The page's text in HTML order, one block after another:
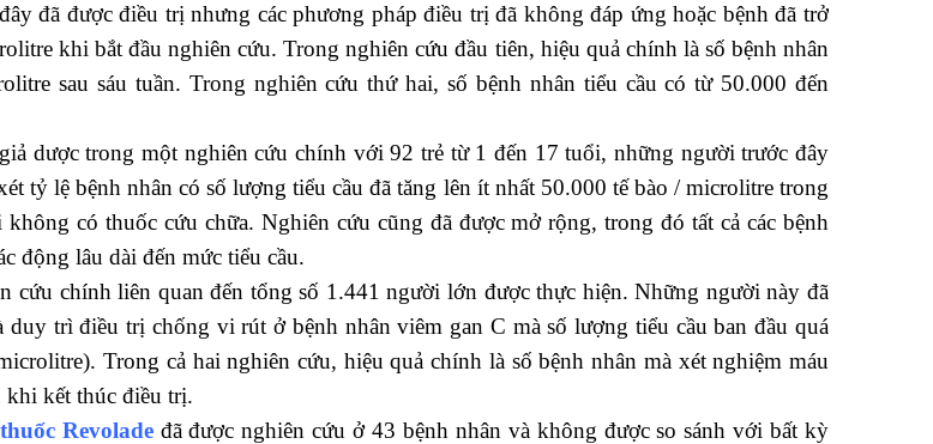
đã được điều trị nhưng các phương pháp điều trị đã không đáp ứng hoặc bệnh đã trở
khi bắt đầu nghiên cứu. Trong nghiên cứu đầu tiên, hiệu quả chính là số bệnh nhân
sau sáu tuần. Trong nghiên cứu thứ hai, số bệnh nhân tiểu cầu có từ 50.000 đến
dược trong một nghiên cứu chính với 92 trẻ từ 1 đến 17 tuổi, những người trước đây
tỷ lệ bệnh nhân có số lượng tiểu cầu đã tăng lên ít nhất 50.000 tế bào / microlitre trong
có thuốc cứu chữa. Nghiên cứu cũng đã được mở rộng, trong đó tất cả các bệnh
động lâu dài đến mức tiểu cầu.
cứu chính liên quan đến tổng số 1.441 người lớn được thực hiện. Những người này đã
duy trì điều trị chống vi rút ở bệnh nhân viêm gan C mà số lượng tiểu cầu ban đầu quá
Trong cả hai nghiên cứu, hiệu quả chính là số bệnh nhân mà xét nghiệm máu
khi kết thúc điều trị.
thuốc Revoladeđã được nghiên cứu ở 43 bệnh nhân và không được so sánh với bất kỳ